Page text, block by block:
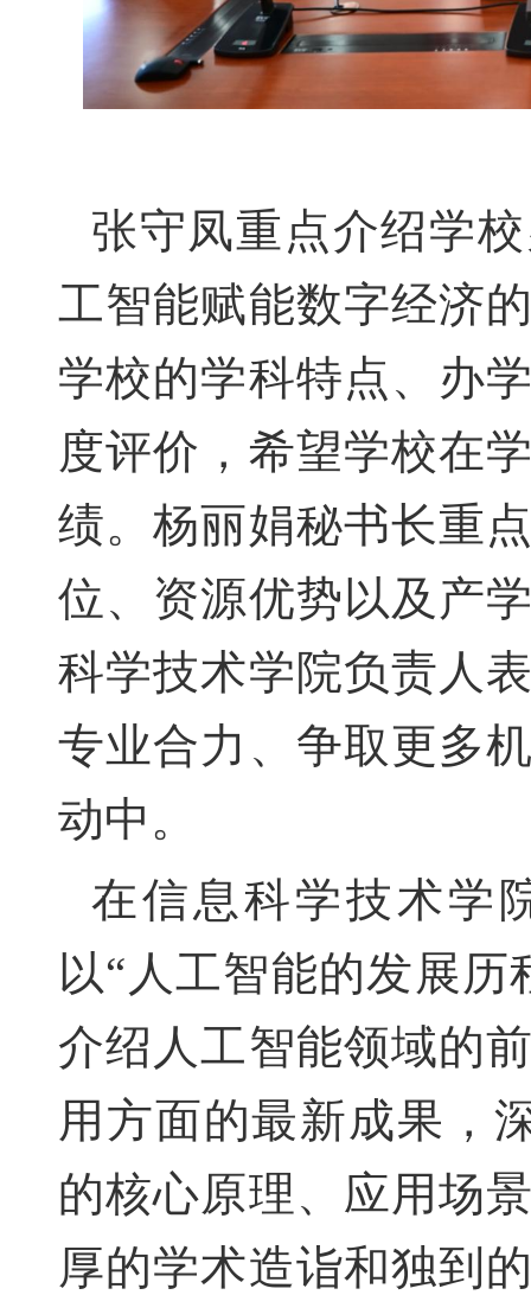
张守凤重点介绍学
工智能赋能数字经济
学校的学科特点、 办
度评价， 希望学校在
绩。杨丽娟秘书长重
位、资源优势以及产
科学技术学院负责人
专业合力、争取更多
动中 。
在信息科学技术学
以“人工智能的发展
介绍人工智能领域的
用方面的最新成果，
的核心原理、应用场
厚的学术造诣和独到